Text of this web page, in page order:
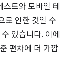
트와 모바일 테
로 인한 것일 수
있습니다. 이에
편차에 더 가깝